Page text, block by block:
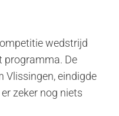
wedstrijd
programma. De
Vlissingen, eindigde
zeker nog niets